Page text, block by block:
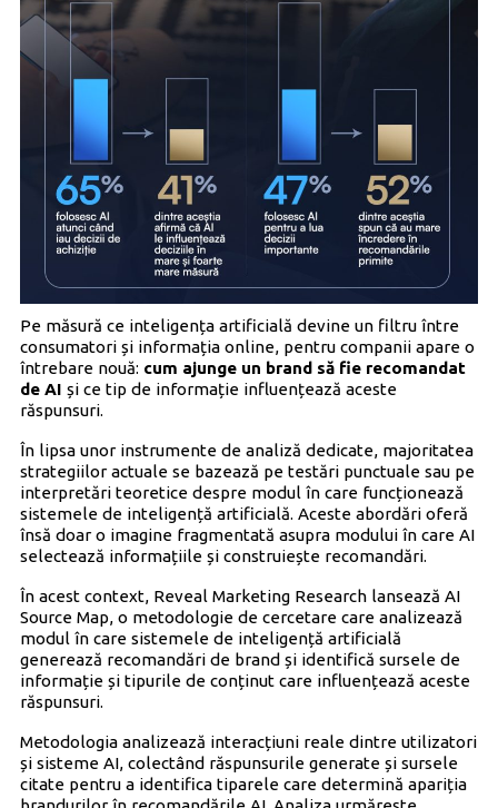
Pe măsură ce inteligența artificială devine un filtru între
consumatori și informația online, pentru companii apare o
întrebare nouă: cum ajunge un brand să fie recomandat
de AI și ce tip de informație influențează aceste
răspunsuri.
În lipsa unor instrumente de analiză dedicate, majoritatea
strategiilor actuale se bazează pe testări punctuale sau pe
interpretări teoretice despre modul în care funcționează
sistemele de inteligență artificială. Aceste abordări oferă
însă doar o imagine fragmentată asupra modului în care AI
selectează informațiile și construiește recomandări.
În acest context, Reveal Marketing Research lansează AI
Source Map, o metodologie de cercetare care analizează
modul în care sistemele de inteligență artificială
generează recomandări de brand și identifică sursele de
informație și tipurile de conținut care influențează aceste
răspunsuri.
Metodologia analizează interacțiuni reale dintre utilizatori
și sisteme AI, colectând răspunsurile generate și sursele
citate pentru a identifica tiparele care determină apariția